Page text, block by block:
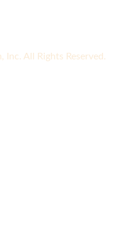
All Rights Reserved.